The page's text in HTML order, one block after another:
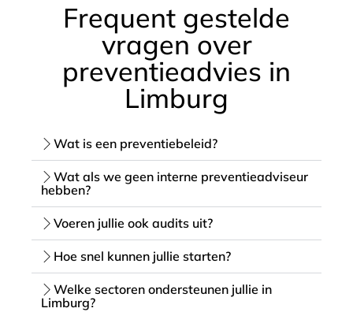
Frequent gestelde
vragen over
preventieadvies in
Limburg
Wat is een preventiebeleid?
Wat als we geen interne preventieadviseur
hebben?
Voeren jullie ook audits uit?
Hoe snel kunnen jullie starten?
Welke sectoren ondersteunen jullie in
Limburg?